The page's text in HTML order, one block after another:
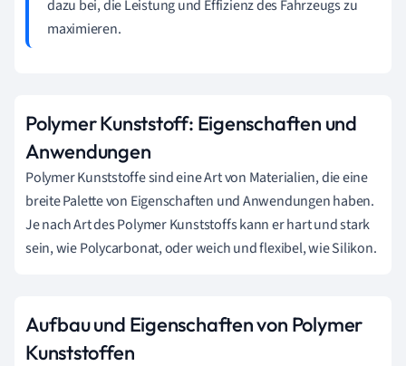
dazu bei, die Leistung und Effizienz des Fahrzeugs zu
maximieren.
Polymer Kunststoff: Eigenschaften und
Anwendungen
Polymer Kunststoffe sind eine Art von Materialien, die eine
breite Palette von Eigenschaften und Anwendungen haben.
Je nach Art des Polymer Kunststoffs kann er hart und stark
sein, wie Polycarbonat, oder weich und flexibel, wie Silikon.
Aufbau und Eigenschaften von Polymer
Kunststoffen